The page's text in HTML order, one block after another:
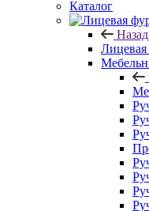
Каталог
Назад